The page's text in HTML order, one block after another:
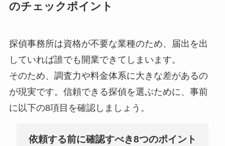
のチェックポイント
探偵事務所は資格が不要な業種のため、届出を出
していれば誰でも開業できてしまいます。
そのため、調査力や料金体系に大きな差があるの
が現実です。信頼できる探偵を選ぶために、事前
に以下の8項目を確認しましょう。
依頼する前に確認すべき8つのポイント